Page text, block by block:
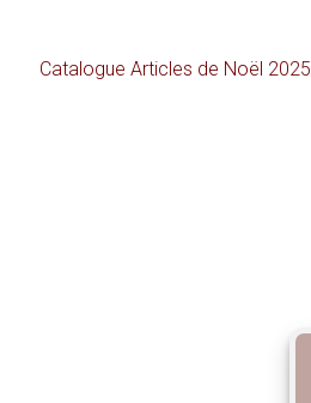
Catalogue Articles de Noël 2025